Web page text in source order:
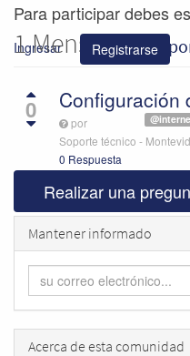
Para participar debes
Ingresar
Registrarse
1MensajesiOS
0 Configuración
por
Soporte técnico -
0 Respuesta
Realizar una
Mantener informado
Acerca de esta comunidad